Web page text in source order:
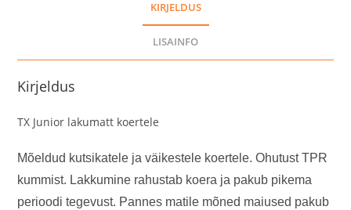
KIRJELDUS
LISAINFO
Kirjeldus
TX Junior lakumatt koertele
Mõeldud kutsikatele ja väikestele koertele. Ohutust TPR
kummist. Lakkumine rahustab koera ja pakub pikema
perioodi tegevust. Pannes matile mõned maiused pakub